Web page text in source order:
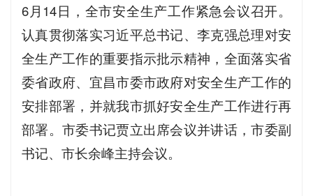
6月14日，全市安全生产工作紧急会议召开。
认真贯彻落实习近平总书记、李克强总理对安
全生产工作的重要指示批示精神，全面落实省
委省政府、宜昌市委市政府对安全生产工作的
安排部署，并就我市抓好安全生产工作进行再
部署。市委书记贾立出席会议并讲话，市委副
书记、市长余峰主持会议。